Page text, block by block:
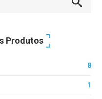
Produtos
8
1